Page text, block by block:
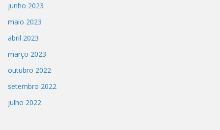
junho 2023
maio 2023
abril 2023
março 2023
outubro 2022
setembro 2022
julho 2022